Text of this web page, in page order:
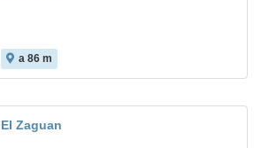
a 86 m
El Zaguan